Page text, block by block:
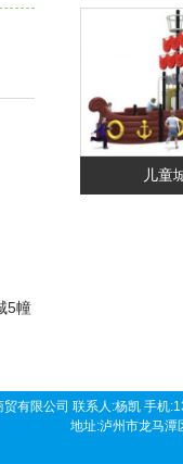
5幢
儿童
贸有限公司 联系人:杨凯 手
地址:泸州市龙马